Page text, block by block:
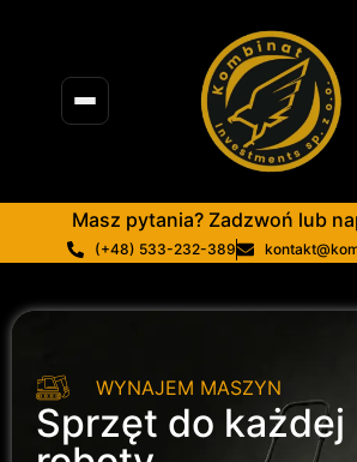
Masz pytania? Zadzwoń lub
(+48) 533-232-389
WYNAJEM MASZYN
Sprzęt do każdej